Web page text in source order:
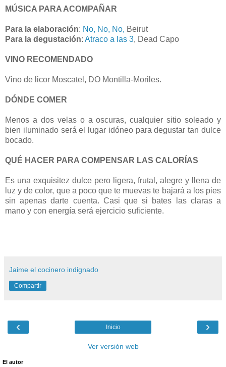
MÚSICA PARA ACOMPAÑAR
Para la elaboración: No, No, No, Beirut
Para la degustación: Atraco a las 3, Dead Capo
VINO RECOMENDADO
Vino de licor Moscatel, DO Montilla-Moriles.
DÓNDE COMER
Menos a dos velas o a oscuras, cualquier sitio soleado y
bien iluminado será el lugar idóneo para degustar tan dulce
bocado.
QUÉ HACER PARA COMPENSAR LAS CALORÍAS
Es una exquisitez dulce pero ligera, frutal, alegre y llena de
luz y de color, que a poco que te muevas te bajará a los pies
sin apenas darte cuenta. Casi que si bates las claras a
mano y con energía será ejercicio suficiente.
Jaime el cocinero indignado
Compartir
‹ ›
Inicio
Ver versión web
El autor